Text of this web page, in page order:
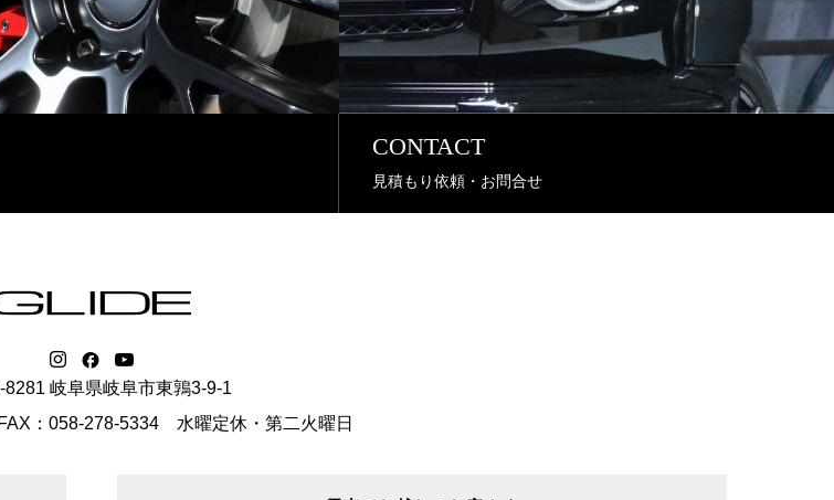
CONTACT
見積もり依頼・お問合せ
8281 岐阜県岐阜市東鶉3-9-1
：058-278-5334 水曜定休・第二火曜日